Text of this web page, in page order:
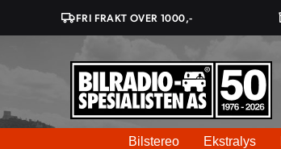
FRI FRAKT OVER 1000,-
Bilstereo Ekstralys